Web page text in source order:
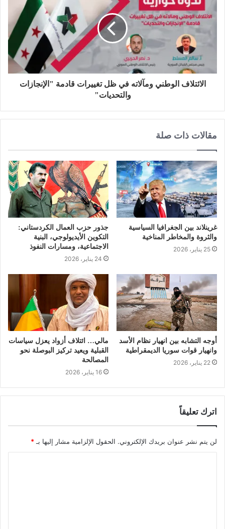
الائتلاف الوطني ومآلاته في ظل تغييرات قادمة "الإنجازات
والتحديات"
مقالات ذات صلة
غرينلاند بين الجغرافيا السياسية
والثروة والمخاطر المناخية
25 يناير، 2026
جذور حزب العمال الكردستاني:
التكوين الأيديولوجي، البنية
الاجتماعية، ومسارات النفوذ
24 يناير، 2026
أوجه التشابه بين انهيار نظام الأسد
وانهيار قوات سوريا الديمقراطية
22 يناير، 2026
مالي… ائتلاف أزواد يعزل سياسات
القبلية ويعيد تركيز البوصلة نحو
المصالحة
16 يناير، 2026
اترك تعليقاً
لن يتم نشر عنوان بريدك الإلكتروني. الحقول الإلزامية مشار إليها بـ *